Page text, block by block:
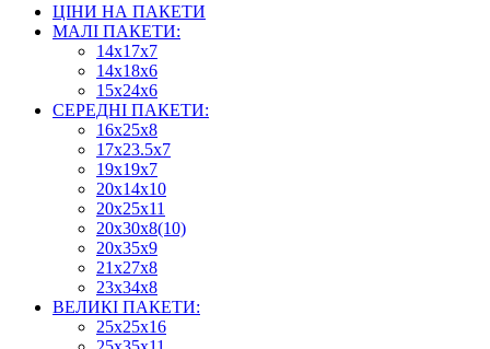
ЦІНИ НА ПАКЕТИ
МАЛІ ПАКЕТИ:
14х17х7
14х18х6
15х24х6
СЕРЕДНІ ПАКЕТИ:
16х25х8
17х23.5х7
19х19х7
20х14х10
20х25х11
20х30х8(10)
20х35х9
21х27х8
23х34х8
ВЕЛИКІ ПАКЕТИ:
25х25х16